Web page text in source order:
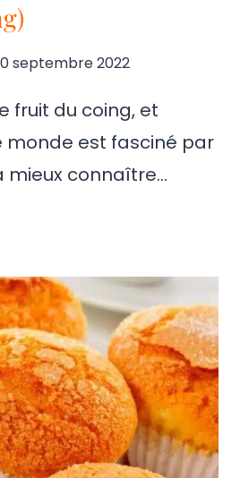
septembre 2022
fruit du coing, et
monde est fasciné par
mieux connaître…